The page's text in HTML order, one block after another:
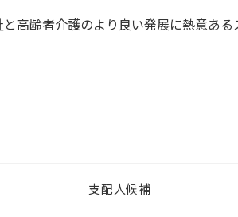
高齢者介護のより良い発展に熱意ある
支配人候補